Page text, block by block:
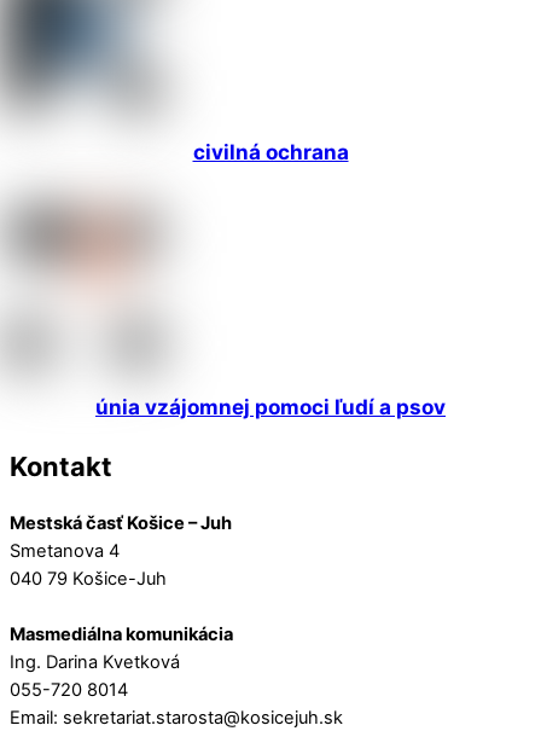
civilná ochrana
únia vzájomnej pomoci ľudí a psov
Kontakt
Mestská časť Košice – Juh
Smetanova 4
040 79 Košice-Juh
Masmediálna komunikácia
Ing. Darina Kvetková
055-720 8014
Email: sekretariat.starosta@kosicejuh.sk